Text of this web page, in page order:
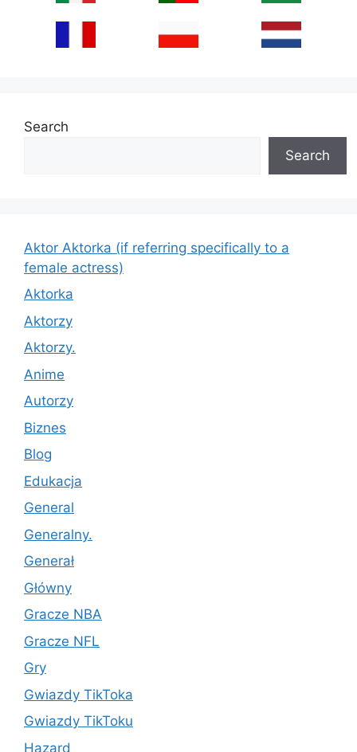
Search
Search
Aktor Aktorka (if referring specifically to a
female actress)
Aktorka
Aktorzy
Aktorzy.
Anime
Autorzy
Biznes
Blog
Edukacja
General
Generalny.
Generał
Główny
Gracze NBA
Gracze NFL
Gry
Gwiazdy TikToka
Gwiazdy TikToku
Hazard